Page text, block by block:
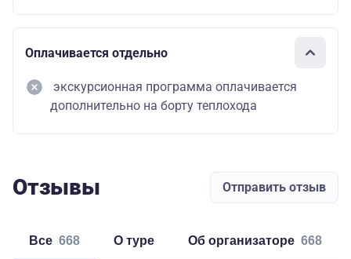
Оплачивается отдельно
экскурсионная программа оплачивается
дополнительно на борту теплохода
Отзывы Отправить отзыв
Все 668 о туре об организаторе 668